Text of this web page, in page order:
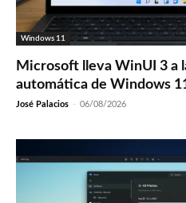
Windows 11
Microsoft lleva WinUI 3 a
automática de Windows
José Palacios - 06/08/2026